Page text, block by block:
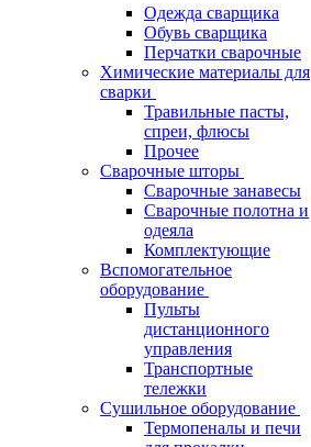
Одежда сварщика
Обувь сварщика
Перчатки сварочные
Химические материалы для
сварки
Травильные пасты,
спреи, флюсы
Прочее
Сварочные шторы
Сварочные занавесы
Сварочные полотна и
одеяла
Комплектующие
Вспомогательное
оборудование
Пульты
дистанционного
управления
Транспортные
тележки
Сушильное оборудование
Термопеналы и печи